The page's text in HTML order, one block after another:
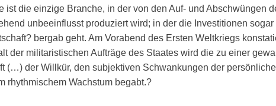
ist die einzige Branche, in der von den Auf- und Abschwüngen
unbeeinflusst produziert wird; in der die Investitionen
bergab geht. Am Vorabend des Ersten Weltkriegs
der militaristischen Aufträge des Staates wird die zu einer
(…) der Willkür, den subjektiven Schwankungen der
rhythmischem Wachstum begabt.?